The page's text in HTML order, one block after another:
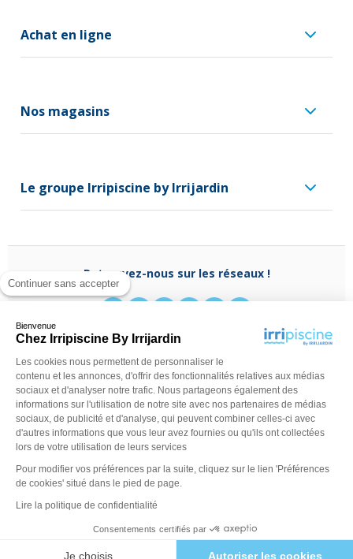
Continuer sans accepter
Bienvenue
Chez Irripiscine By Irrijardin
Les cookies nous permettent de personnaliser le
contenu et les annonces, d'offrir des fonctionnalités relatives aux médias
sociaux et d'analyser notre trafic. Nous partageons également des
informations sur l'utilisation de notre site avec nos partenaires de médias
sociaux, de publicité et d'analyse, qui peuvent combiner celles-ci avec
d'autres informations que vous leur avez fournies ou qu'ils ont collectées
lors de votre utilisation de leurs services
Pour modifier vos préférences par la suite, cliquez sur le lien 'Préférences
de cookies' situé dans le pied de page.
Lire la politique de confidentialité
Consentements certifiés par
Je choisis Autoriser les cookies
Achat en ligne
Nos magasins
Le groupe Irripiscine by Irrijardin
Retrouvez-nous sur les réseaux !
Besoin d'aide ?
0970 818 918
(appel non surtaxé)
Du lundi au vendredi de9 h - 13 hà14 h - 18 h ou
contactez-nous vianotre formulaire
Conditions générales de ventes Mentions